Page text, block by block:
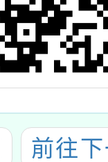
前往